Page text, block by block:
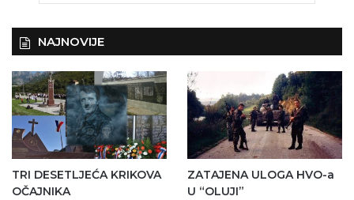
NAJNOVIJE
TRI DESETLJEĆA KRIKOVA
OČAJNIKA
ZATAJENA ULOGA HVO-a
U “OLUJI”